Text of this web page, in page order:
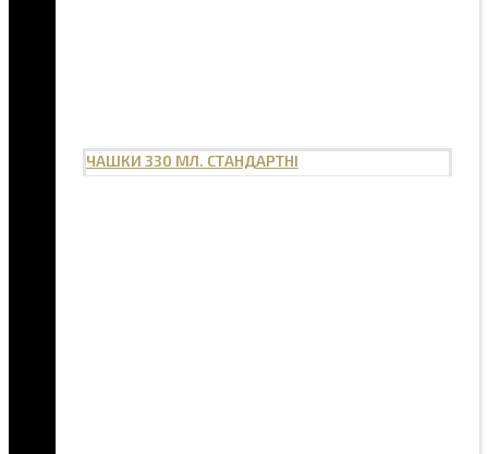
ЧАШКИ 330 МЛ. СТАНДАРТНІ